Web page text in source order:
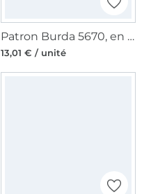
Patron Burda 5670, en français
13,01 € / unité